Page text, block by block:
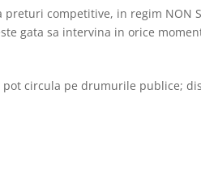
competitive, in regim NON
gata sa intervina in orice
circula pe drumurile publice;